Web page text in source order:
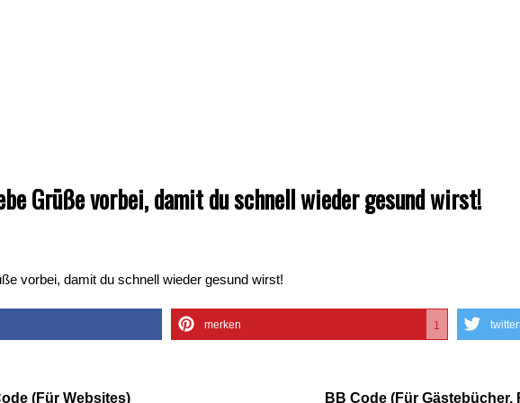
Grüße vorbei, damit du schnell wieder gesund wirst!
vorbei, damit du schnell wieder gesund wirst!
merken 1
(Für Websites) BB Code (Für Gästebücher,